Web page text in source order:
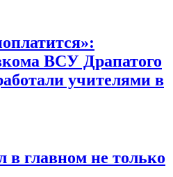
ВСУ Драпатого
учителями в
в главном не только